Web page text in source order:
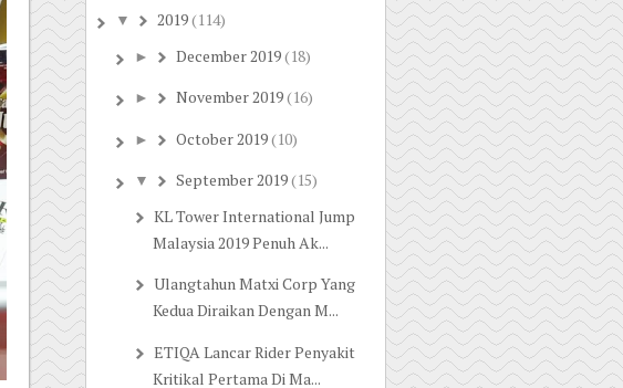
▼ 2019(114)
► December 2019(18)
► November 2019(16)
► October 2019(10)
▼ September 2019(15)
KL Tower International Jump
Malaysia 2019 Penuh Ak...
Ulangtahun Matxi Corp Yang
Kedua Diraikan Dengan M...
ETIQA Lancar Rider Penyakit
Kritikal Pertama Di Ma...